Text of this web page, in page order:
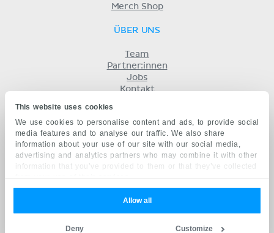
This website uses cookies
We use cookies to personalise content and ads, to provide social
media features and to analyse our traffic. We also share
information about your use of our site with our social media,
advertising and analytics partners who may combine it with other
information that you’ve provided to them or that they’ve collected
from your use of their services.
Allow all
Customize
Deny
Merch Shop
ÜBER UNS
Team
Partner:innen
Jobs
Kontakt
Datenschutz
KENHUB AUF...
English